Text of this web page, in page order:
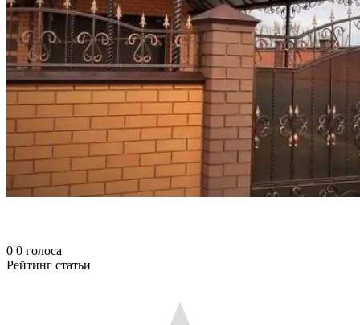
0 0 голоса
Рейтинг статьи